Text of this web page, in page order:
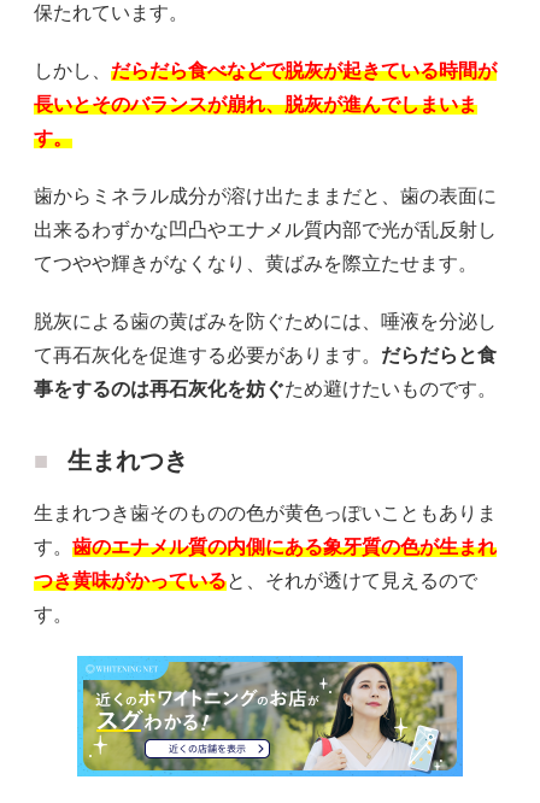
保たれています。
しかし、 だらだら食べなどで脱灰が起きている時間が
長いとそのバランスが崩れ、脱灰が進んでしまいま
す。
歯からミネラル成分が溶け出たままだと、歯の表面に
出来るわずかな凹凸やエナメル質内部で光が乱反射し
てつやや輝きがなくなり、黄ばみを際立たせます。
脱灰による歯の黄ばみを防ぐためには、唾液を分泌し
て再石灰化を促進する必要があります。 だらだらと食
事をするのは再石灰化を妨ぐため避けたいものです。
生まれつき
生まれつき歯そのものの色が黄色っぽいこともありま
す。 歯のエナメル質の内側にある象牙質の色が生まれ
つき黄味がかっていると、それが透けて見えるので
す。